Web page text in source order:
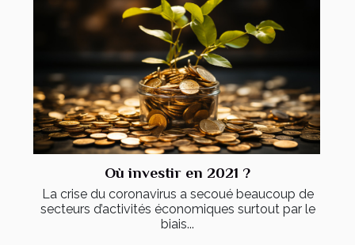
Où investir en 2021 ?
La crise du coronavirus a secoué beaucoup de
secteurs d’activités économiques surtout par le
biais...